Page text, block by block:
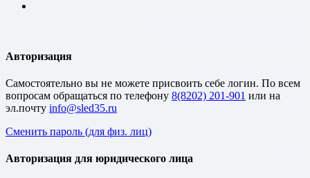
Авторизация
Cамостоятельно вы не можете присвоить себе логин. По всем
вопросам обращаться по телефону 8(8202) 201-901 или на
эл.почту
Сменить пароль (для физ. лиц)
Авторизация для юридического лица